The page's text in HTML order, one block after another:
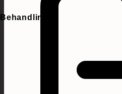
Behandlingar